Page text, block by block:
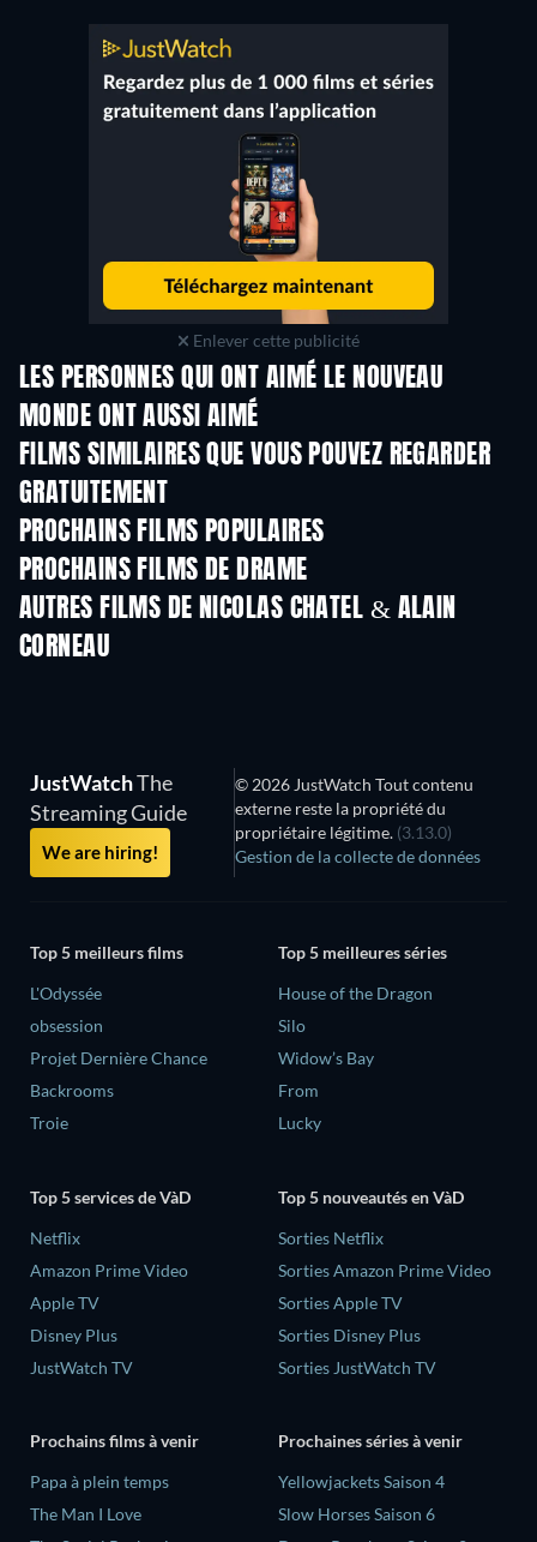
Enlever cette publicité
LES PERSONNES QUI ONT AIMÉ LE NOUVEAU
MONDE ONT AUSSI AIMÉ
FILMS SIMILAIRES QUE VOUS POUVEZ REGARDER
GRATUITEMENT
PROCHAINS FILMS POPULAIRES
PROCHAINS FILMS DE DRAME
AUTRES FILMS DE NICOLAS CHATEL & ALAIN
CORNEAU
JustWatchThe
Streaming Guide
We are hiring!
© 2026 JustWatch Tout contenu
externe reste la propriété du
propriétaire légitime. (3.13.0)
Gestion de la collecte de données
Top 5 meilleurs films
L'Odyssée
obsession
Projet Dernière Chance
Backrooms
Troie
Top 5 meilleures séries
House of the Dragon
Silo
Widow’s Bay
From
Lucky
Top 5 services de VàD
Netflix
Amazon Prime Video
Apple TV
Disney Plus
JustWatch TV
Top 5 nouveautés en VàD
Sorties Netflix
Sorties Amazon Prime Video
Sorties Apple TV
Sorties Disney Plus
Sorties JustWatch TV
Prochains films à venir
‎Papa à plein temps
The Man I Love
Prochaines séries à venir
Yellowjackets Saison 4
Slow Horses Saison 6